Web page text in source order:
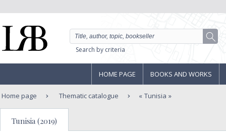
Search by criteria
HOME PAGE BOOKS AND WORKS
Home page Thematic catalogue Tunisia
Tunisia (2019)